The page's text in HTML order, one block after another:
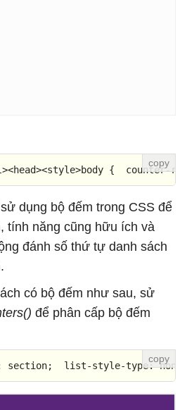
><head><style>body { counter-
dụng bộ đếm trong CSS để
tính năng cũng hữu ích và
đánh số thứ tự danh sách
có bộ đếm như sau, sử
để phân cấp bộ đếm
section; list-style-type: